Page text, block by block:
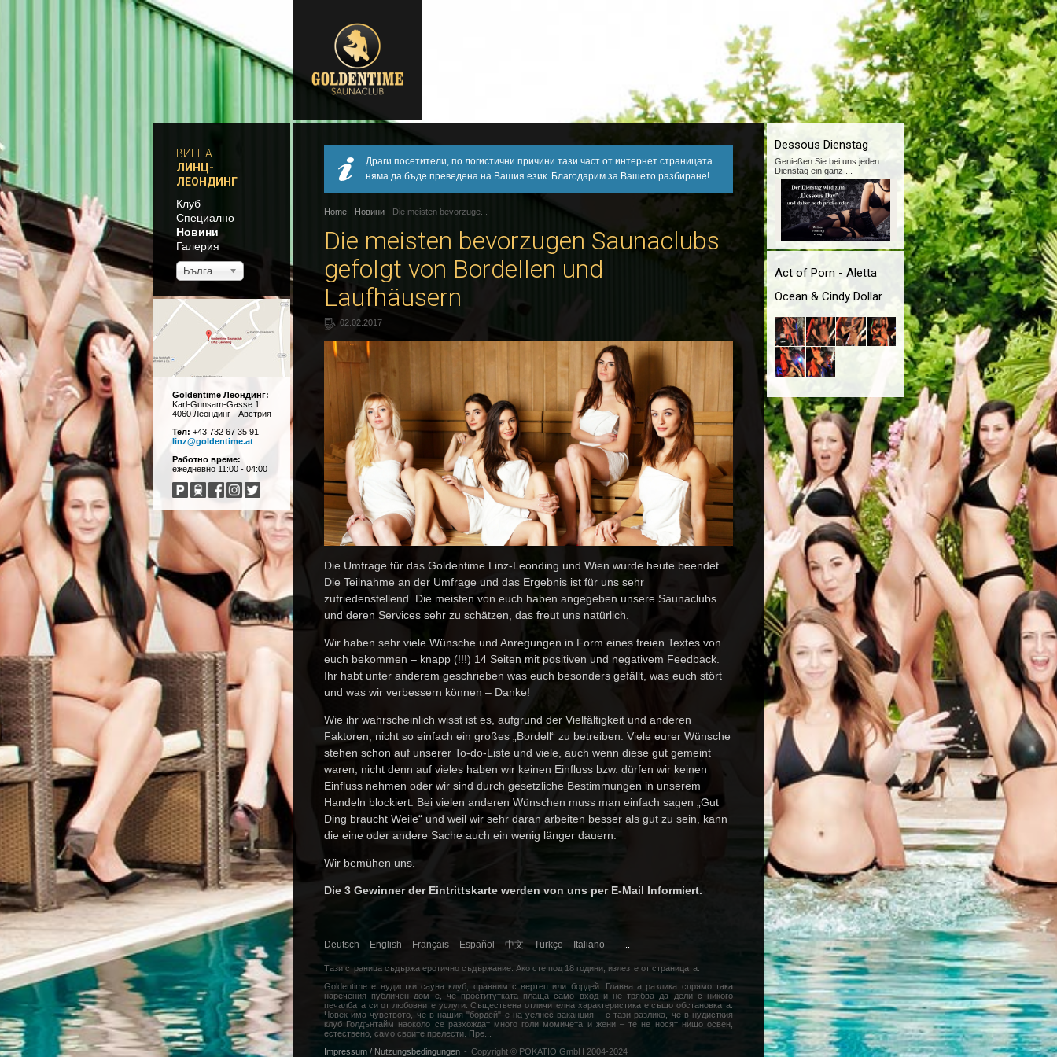
ВИЕНА
ЛИНЦ-
ЛЕОНДИНГ
Клуб
Специално
Новини
Галерия
Goldentime Леондинг:
Karl-Gunsam-Gasse 1
4060 Леондинг - Австрия
Тел: +43 732 67 35 91
linz@goldentime.at
Работно време:
ежедневно 11:00 - 04:00
Драги посетители, по логистични причини тази част от интернет страницата
няма да бъде преведена на Вашия език. Благодарим за Вашето разбиране!
Home - Новини - Die meisten bevorzuge...
Die meisten bevorzugen Saunaclubs
gefolgt von Bordellen und
Laufhäusern
02.02.2017
Die Umfrage für das Goldentime Linz-Leonding und Wien wurde heute beendet.
Die Teilnahme an der Umfrage und das Ergebnis ist für uns sehr
zufriedenstellend. Die meisten von euch haben angegeben unsere Saunaclubs
und deren Services sehr zu schätzen, das freut uns natürlich.
Wir haben sehr viele Wünsche und Anregungen in Form eines freien Textes von
euch bekommen – knapp (!!!) 14 Seiten mit positiven und negativem Feedback.
Ihr habt unter anderem geschrieben was euch besonders gefällt, was euch stört
und was wir verbessern können – Danke!
Wie ihr wahrscheinlich wisst ist es, aufgrund der Vielfältigkeit und anderen
Faktoren, nicht so einfach ein großes „Bordell“ zu betreiben. Viele eurer Wünsche
stehen schon auf unserer To-do-Liste und viele, auch wenn diese gut gemeint
waren, nicht denn auf vieles haben wir keinen Einfluss bzw. dürfen wir keinen
Einfluss nehmen oder wir sind durch gesetzliche Bestimmungen in unserem
Handeln blockiert. Bei vielen anderen Wünschen muss man einfach sagen „Gut
Ding braucht Weile“ und weil wir sehr daran arbeiten besser als gut zu sein, kann
die eine oder andere Sache auch ein wenig länger dauern.
Wir bemühen uns.
Die 3 Gewinner der Eintrittskarte werden von uns per E-Mail Informiert.
Deutsch English Français Español 中文 Türkçe Italiano
Тази страница съдържа еротично съдържание. Ако сте под 18 години, излезте от страницата.
Goldentime е нудистки сауна клуб, сравним с вертеп или бордей. Главната разлика спрямо така
наречения публичен дом е, че проститутката плаща само вход и не трябва да дели с никого
печалбата си от любовните услуги. Съществена отличителна характеристика е също обстановката.
Човек има чувството, че в нашия "бордей" е на уелнес ваканция – с тази разлика, че в нудисткия
клуб Голдънтайм наоколо се разхождат много голи момичета и жени – те не носят нищо освен,
естествено, само своите прелести. Пре
Impressum / Nutzungsbedingungen - Copyright © POKATIO GmbH 2004-2024
Dessous Dienstag
Genießen Sie bei uns jeden
Dienstag ein ganz
Act of Porn - Aletta
Ocean & Cindy Dollar